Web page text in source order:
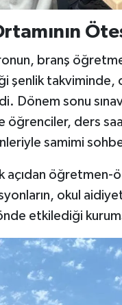
branş
şenlik takviminde,
Dönem sonu
öğrenciler, ders
samimi
açıdan öğretmen-
okul
etkilediği